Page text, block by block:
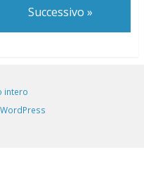
Successivo »
intero